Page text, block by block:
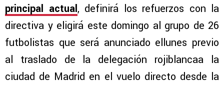
principal actual, definirá los refuerzos con la
directiva y eligirá este domingo al grupo de 26
futbolistas que será anunciado ellunes previo
al traslado de la delegación rojiblancaa la
ciudad de Madrid en el vuelo directo desde la